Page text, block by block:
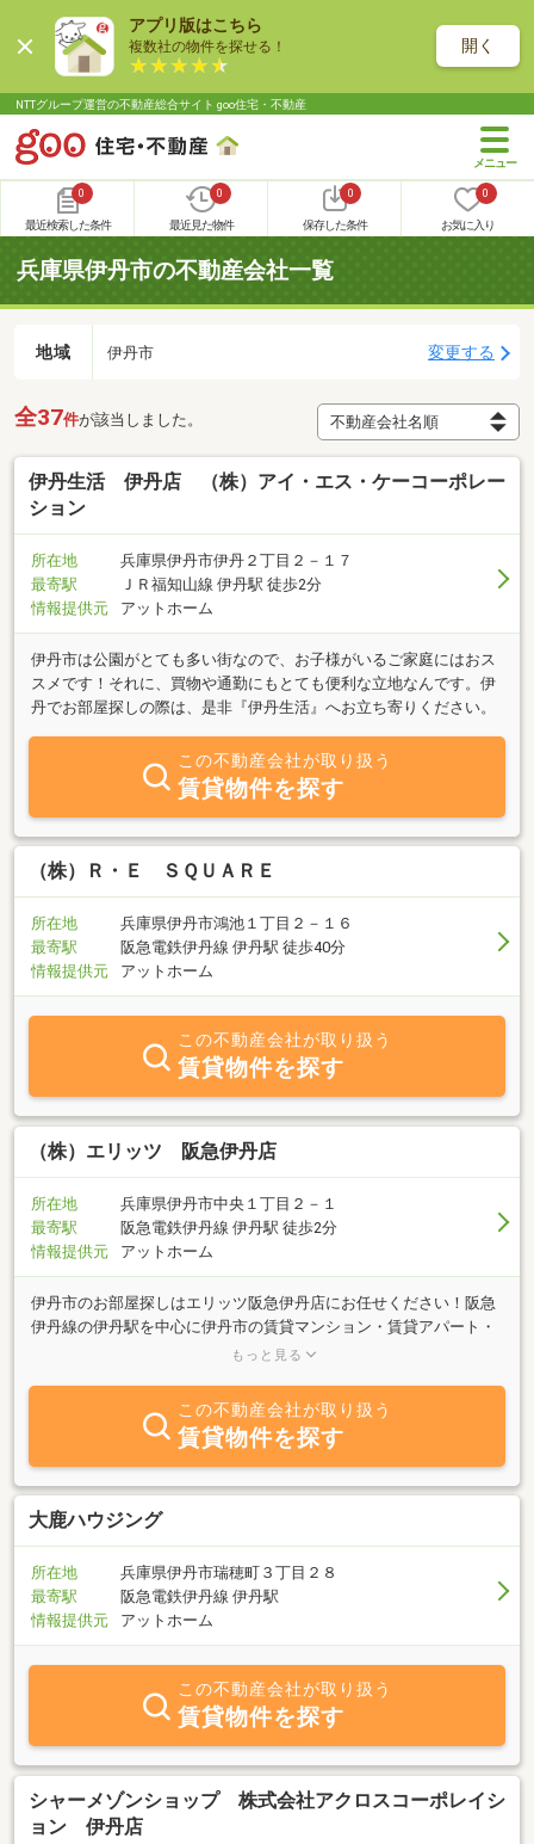
アプリ版はこちら
複数社の物件を探せる！ 開く
NTTグループ運営の不動産総合サイト goo住宅・不動産
0
最近検索した条件
0
最近見た物件
0
保存した条件
0
お気に入り
兵庫県伊丹市の不動産会社一覧
地域 伊丹市 変更する
全37件が該当しました。
伊丹生活 伊丹店 （株）アイ・エス・ケーコーポレー
ション
所在地
兵庫県伊丹市伊丹２丁目２－１７
最寄駅
ＪＲ福知山線 伊丹駅 徒歩2分
情報提供元
アットホーム
伊丹市は公園がとても多い街なので、お子様がいるご家庭にはおス
スメです！それに、買物や通勤にもとても便利な立地なんです。伊
丹でお部屋探しの際は、是非『伊丹生活』へお立ち寄りください。
この不動産会社が取り扱う
賃貸物件を探す
（株）Ｒ・Ｅ ＳＱＵＡＲＥ
所在地
兵庫県伊丹市鴻池１丁目２－１６
最寄駅
阪急電鉄伊丹線 伊丹駅 徒歩40分
情報提供元
アットホーム
この不動産会社が取り扱う
賃貸物件を探す
（株）エリッツ 阪急伊丹店
所在地
兵庫県伊丹市中央１丁目２－１
最寄駅
阪急電鉄伊丹線 伊丹駅 徒歩2分
情報提供元
アットホーム
伊丹市のお部屋探しはエリッツ阪急伊丹店にお任せください！阪急
伊丹線の伊丹駅を中心に伊丹市の賃貸マンション・賃貸アパート・
貸家・分譲賃貸マンション等の賃貸物件情報など幅広いニーズに対
下さい！！単身の方、学生の方、新婚・カップルの方、ファミリー
の方、どんな方にでもご希望に合った物件をご紹介させていただき
ます！ 現在、伊丹市はイオンモール伊丹等の大きなショッピングモ
ールも完成し、大変住みやすい地域になっております。親身かつ真
摯な姿勢で、お客様に安心してお部屋探しして頂けるように心がけ
ております。少数精鋭のスタッフがお客様のお部屋探しをお手伝い
ておりますので、納得のいくお部屋探しのお手伝いをさせてくださ
い！また、伊丹市だけでなく川西市・宝塚市の物件も取り揃えてお
りますので、お気軽にお問い合わせください！初期費用が不安な方
もっと見る
この不動産会社が取り扱う
賃貸物件を探す
大鹿ハウジング
所在地
兵庫県伊丹市瑞穂町３丁目２８
最寄駅
阪急電鉄伊丹線 伊丹駅
情報提供元
アットホーム
この不動産会社が取り扱う
賃貸物件を探す
シャーメゾンショップ 株式会社アクロスコーポレイシ
ョン 伊丹店